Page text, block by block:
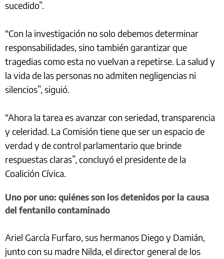
sucedido”.
“Con la investigación no solo debemos determinar
responsabilidades, sino también garantizar que
tragedias como esta no vuelvan a repetirse. La salud y
la vida de las personas no admiten negligencias ni
silencios”, siguió.
“Ahora la tarea es avanzar con seriedad, transparencia
y celeridad. La Comisión tiene que ser un espacio de
verdad y de control parlamentario que brinde
respuestas claras”, concluyó el presidente de la
Coalición Cívica.
Uno por uno: quiénes son los detenidos por la causa
del fentanilo contaminado
Ariel García Furfaro, sus hermanos Diego y Damián,
junto con su madre Nilda, el director general de los